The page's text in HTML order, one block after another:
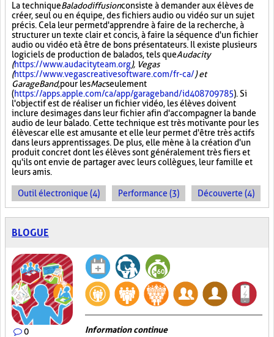
La techniqueBaladodiffusionconsiste à demander aux élèves de
créer, seul ou en équipe, des fichiers audio ou vidéo sur un sujet
précis. Cela leur permet d'apprendre à faire de la recherche, à
structurer un texte clair et concis, à faire la séquence d'un fichier
audio ou vidéo et à être de bons présentateurs. Il existe plusieurs
logiciels de production de balados, tels queAudacity
(https://www.audacityteam.org), Vegas
(https://www.vegascreativesoftware.com/fr-ca/) et
GarageBand,pour lesMacseulement
(https://apps.apple.com/ca/app/garageband/id408709785). Si
l'objectif est de réaliser un fichier vidéo, les élèves doivent
inclure des images dans leur fichier afin d'accompagner la bande
audio de leur balado. Cette technique est très motivante pour les
élèves car elle est amusante et elle leur permet d'être très actifs
dans leurs apprentissages. De plus, elle mène à la création d'un
produit concret dont les élèves sont généralement très fiers et
qu'ils ont envie de partager avec leurs collègues, leur famille et
leurs amis.
Outil électronique (4) Performance (3) Découverte (4)
BLOGUE
0 Information continue